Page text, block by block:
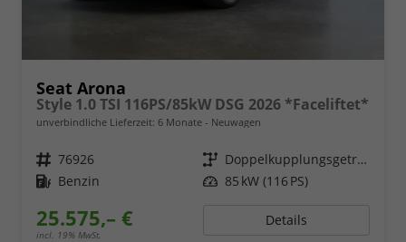
Seat Arona
Style 1.0 TSI 116PS/85kW DSG 2026 *Faceliftet*
unverbindliche Lieferzeit: 6 Monate Neuwagen
Fahrzeugnr. 76926 Getriebe
Doppelkupplungsgetriebe (DSG)
Kraftstoff Benzin Leistung 85 kW (116 PS)
25.575,– €
incl. 19% MwSt.
Details